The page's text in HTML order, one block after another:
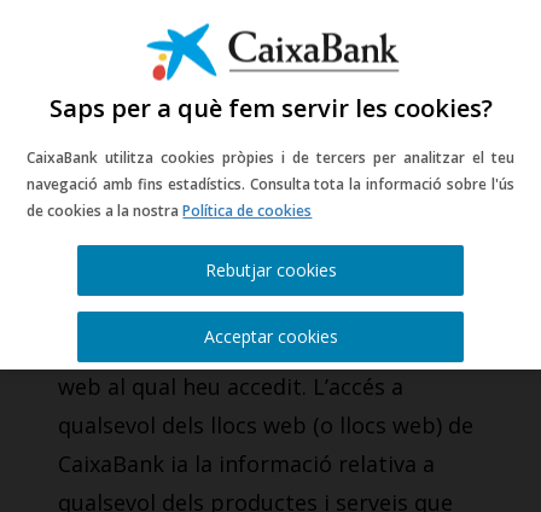
Saps per a què fem servir les cookies?
CaixaBank utilitza cookies pròpies i de tercers per analitzar el teu
navegació amb fins estadístics. Consulta tota la informació sobre l'ús
de cookies a la nostraPolítica de cookies
Rebutjar cookies
Acceptar cookies
Informació legal del
portal web
CaixaBank, S.A. (d’ara endavant
CaixaBank) és l’entitat titular del lloc
web al qual heu accedit. L’accés a
qualsevol dels llocs web (o llocs web) de
CaixaBank ia la informació relativa a
qualsevol dels productes i serveis que